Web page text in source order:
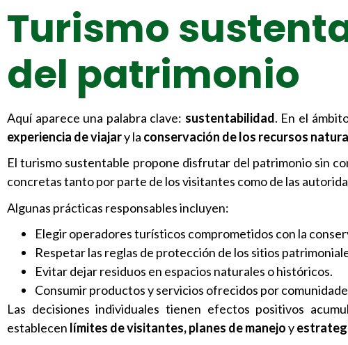
Turismo
del patrimonio
Aquí aparece una palabra clave: sustentabilidad. En el
experiencia de viajary la conservación de los recursos
El turismo sustentable propone disfrutar del patrimonio sin
concretas tanto por parte de los visitantes como de las
Algunas prácticas responsables incluyen:
Elegir operadores turísticos comprometidos con la
Respetar las reglas de protección de los sitios
Evitar dejar residuos en espacios naturales o históricos.
Consumir productos y servicios ofrecidos por
Las decisiones individuales tienen efectos positivos
establecen límites de visitantes, planes de manejoy